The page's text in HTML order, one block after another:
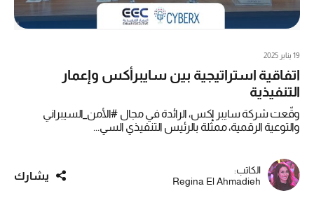
19 يناير 2025
اتفاقية استراتيجية بين سايبرأكس وإعمار
التنفيذية
وقّعت شركة سايبر إكس، الرائدة في مجال #الأمن_السيبراني
والتوعية الرقمية، ممثلة بالرئيس التنفيذي السي...
الكاتب:
Regina El Ahmadieh
يشارك